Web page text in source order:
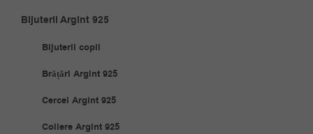
Bijuterii Argint 925
Bijuterii copii
Brățări Argint 925
Cercei Argint 925
Coliere Argint 925